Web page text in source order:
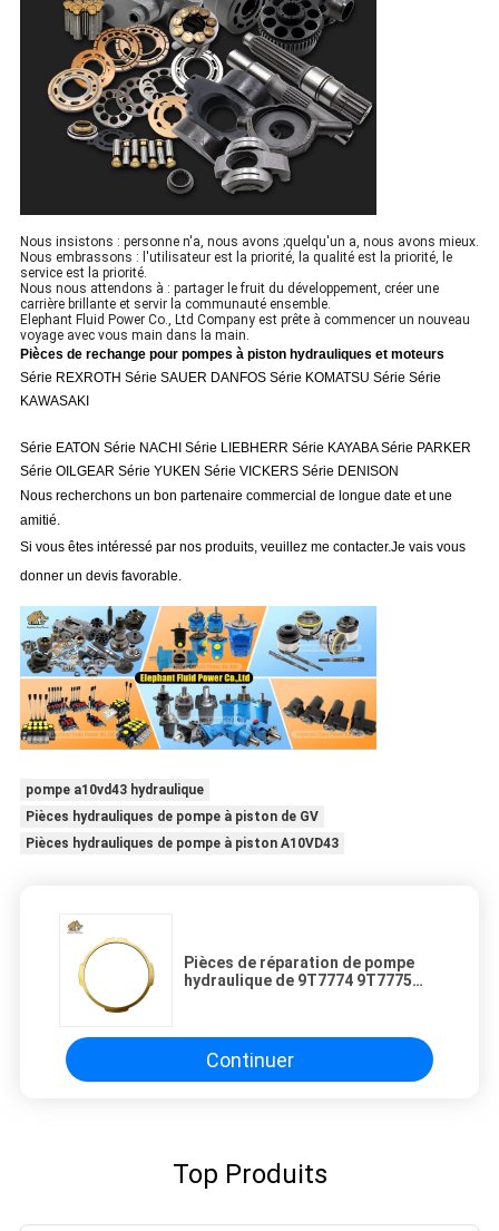
Nous insistons : personne n'a, nous avons ;quelqu'un a, nous avons mieux.
Nous embrassons : l'utilisateur est la priorité, la qualité est la priorité, le
service est la priorité.
Nous nous attendons à : partager le fruit du développement, créer une
carrière brillante et servir la communauté ensemble.
Elephant Fluid Power Co., Ltd Company est prête à commencer un nouveau
voyage avec vous main dans la main.
Pièces de rechange pour pompes à piston hydrauliques et moteurs
Série REXROTH Série SAUER DANFOS Série KOMATSU Série Série
KAWASAKI
Série EATON Série NACHI Série LIEBHERR Série KAYABA Série PARKER
Série OILGEAR Série YUKEN Série VICKERS Série DENISON
Nous recherchons un bon partenaire commercial de longue date et une
amitié.
Si vous êtes intéressé par nos produits, veuillez me contacter.Je vais vous
donner un devis favorable.
pompe a10vd43 hydraulique
Pièces hydrauliques de pompe à piston de GV
Pièces hydrauliques de pompe à piston A10VD43
Pièces de réparation de pompe
hydraulique de 9T7774 9T7775
Continuer
Top Produits